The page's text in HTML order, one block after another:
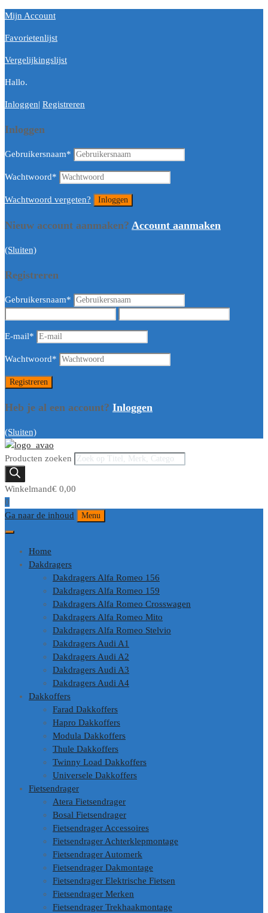
Mijn Account
Favorietenlijst
Vergelijkingslijst
Hallo.
Inloggen| Registreren
Inloggen
Gebruikersnaam*
Wachtwoord*
Wachtwoord vergeten?
Nieuw account aanmaken? Account aanmaken
(Sluiten)
Registreren
Gebruikersnaam*
E-mail*
Wachtwoord*
Heb je al een account? Inloggen
(Sluiten)
Producten zoeken
Winkelmand€ 0,00
0
Ga naar de inhoud
Menu
Home
Dakdragers
Dakdragers Alfa Romeo 156
Dakdragers Alfa Romeo 159
Dakdragers Alfa Romeo Crosswagen
Dakdragers Alfa Romeo Mito
Dakdragers Alfa Romeo Stelvio
Dakdragers Audi A1
Dakdragers Audi A2
Dakdragers Audi A3
Dakdragers Audi A4
Dakkoffers
Farad Dakkoffers
Hapro Dakkoffers
Modula Dakkoffers
Thule Dakkoffers
Twinny Load Dakkoffers
Universele Dakkoffers
Fietsendrager
Atera Fietsendrager
Bosal Fietsendrager
Fietsendrager Accessoires
Fietsendrager Achterklepmontage
Fietsendrager Automerk
Fietsendrager Dakmontage
Fietsendrager Elektrische Fietsen
Fietsendrager Merken
Fietsendrager Trekhaakmontage